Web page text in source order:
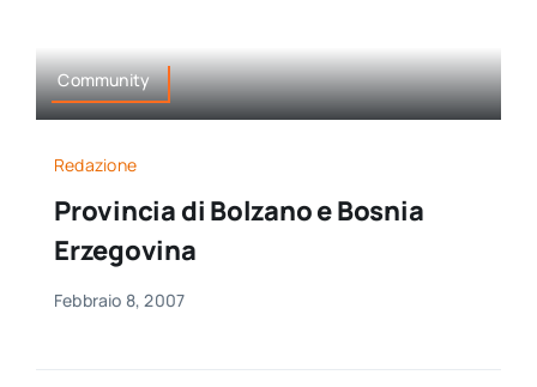
Community
Redazione
Provincia di Bolzano e Bosnia
Erzegovina
Febbraio 8, 2007